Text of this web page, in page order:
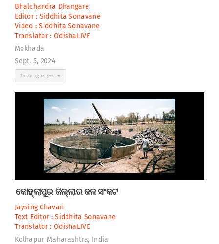
Bhalchandra Dhangare
Editor : Siddhita Sonavane
Video :Siddhita Sonavane
Translator : OdishaLIVE
Mokhada
Sept. 5, 2024
15 Languages
କୋହ୍ଲାପୁର ଜିଲ୍ଲାର ଜଳ ସଂକଟ
Jaysing Chavan
Text Editor :Siddhita Sonavane
Translator : OdishaLIVE
Kolhapur, Maharashtra, India